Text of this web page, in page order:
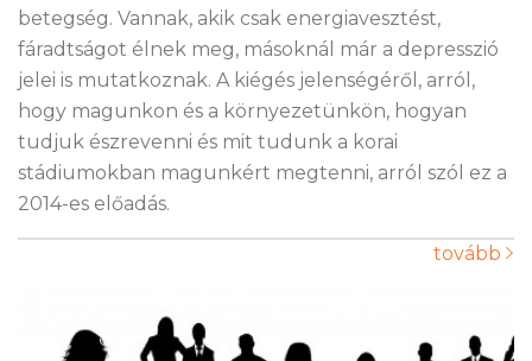
betegség. Vannak, akik csak energiavesztést,
fáradtságot élnek meg, másoknál már a depresszió
jelei is mutatkoznak. A kiégés jelenségéről, arról,
hogy magunkon és a környezetünkön, hogyan
tudjuk észrevenni és mit tudunk a korai
stádiumokban magunkért megtenni, arról szól ez a
2014-es előadás.
tovább